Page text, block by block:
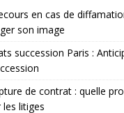
en cas de
son image
succession Paris :
de contrat : quelle
les litiges